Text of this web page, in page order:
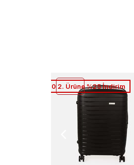
1. Ürüne %10 2. Ürüne %25 İndirim